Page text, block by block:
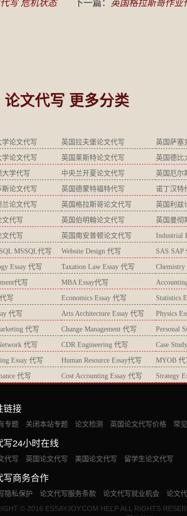
写 危机状态 下一篇： 英国格拉斯哥作业
论文代写 更多分类
论文代写 英国拉夫堡论文代写 英国萨塞
论文代写 英国莱斯特论文代写 英国德比
大学代写 中央兰开夏论文代写 英国厄尔
论文代写 英国德蒙特福特代写 诺丁汉特
论文代写 英国格拉斯哥论文代写 英国利兹
文代写 英国伯明翰论文代写 英国曼彻
文代写 英国南安普顿论文代写 Industrial
MSSQL代写 Website Design 代写 SAS SAP
Essay 代写 Taxation Law Essay 代写 Chemistry
代写 MBA Essay代写
写 Economics Essay 代写 Statistics
代写 Arts Architecture Essay 代写 Physics
代写 Change Management 代写 Personal
代写 CDR Engineering 代写 Case
Essay 代写 Human Resource Essay代写 MYOB 代
代写 Cost Accounting Essay 代写 Strategy
链接
专题 关闭本站专题 论文检测 英国论文代写价格 常
写24小时在线
代写 英国论文代写 美国论文代写 留学生论文代写
写商务合作
隐私保护 论文代写服务条款 论文代写就业机会 论文
© 2016 ESSAYJOY.COM HELP ALL RIGHTS